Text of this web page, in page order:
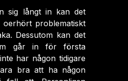
sig långt in kan det
oerhört problematiskt
Dessutom kan det
går in för första
har någon tidigare
bra att ha någon